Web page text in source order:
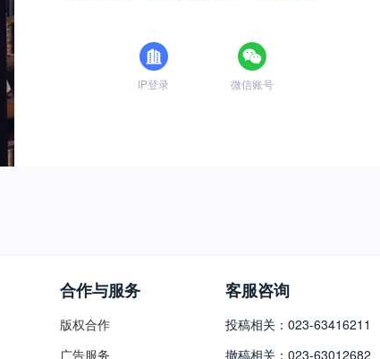
IP登录 微信账号
合作与服务
版权合作
广告服务
客服咨询
投稿相关：023-63416211
撤稿相关：023-63012682